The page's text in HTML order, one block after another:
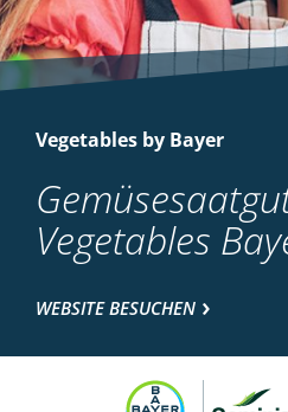
Vegetables by Bayer
Vegetables
WEBSITE BESUCHEN